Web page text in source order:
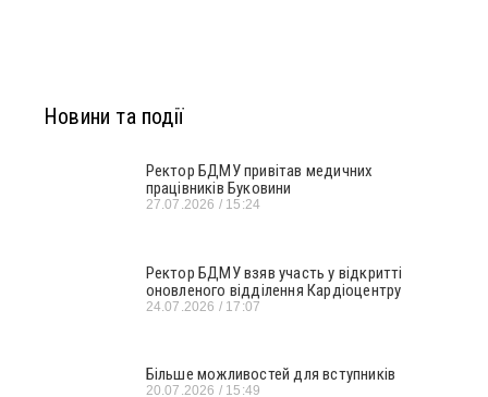
Новини та події
Ректор БДМУ привітав медичних
працівників Буковини
27.07.2026 15:24
Ректор БДМУ взяв участь у відкритті
оновленого відділення Кардіоцентру
24.07.2026 17:07
Більше можливостей для вступників
20.07.2026 15:49